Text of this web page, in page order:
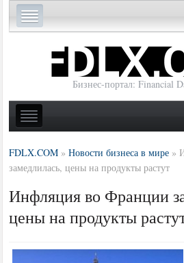
Бизнес-портал: Financial
FDLX.COM »Новости бизнеса в мире »
замедлилась, цены на продукты растут
Инфляция во Франции
цены на продукты